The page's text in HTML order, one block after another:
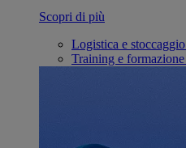
Scopri di più
Logistica e stoccaggio
Training e formazione